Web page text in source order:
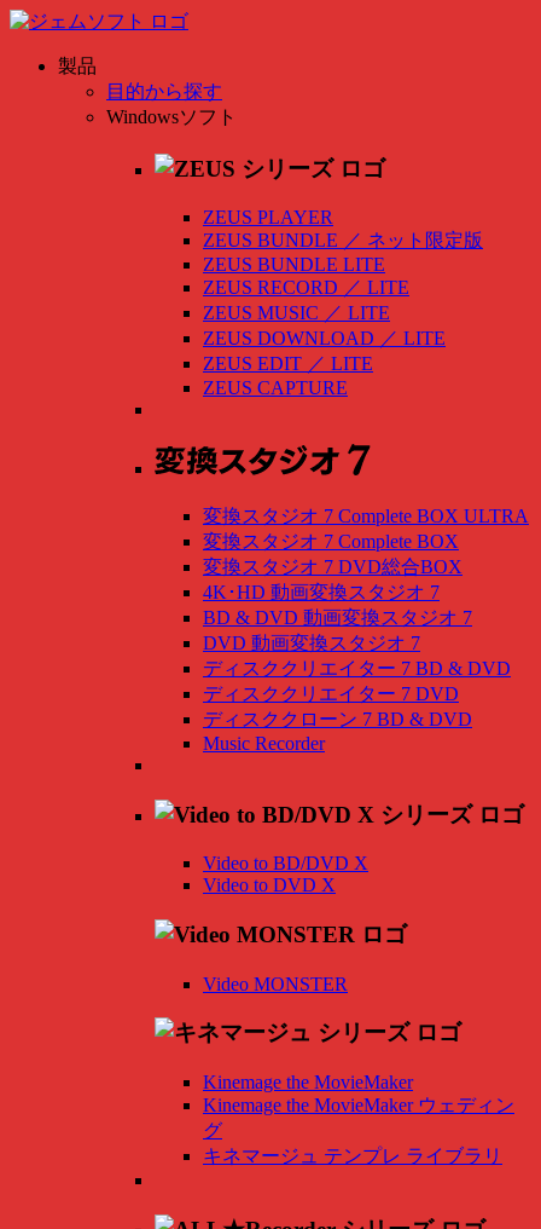
製品
目的から探す
Windowsソフト
ZEUS PLAYER
ZEUS BUNDLE ／ ネット限定版
ZEUS BUNDLE LITE
ZEUS RECORD ／ LITE
ZEUS MUSIC ／ LITE
ZEUS DOWNLOAD ／ LITE
ZEUS EDIT ／ LITE
ZEUS CAPTURE
変換スタジオ 7 Complete BOX ULTRA
変換スタジオ 7 Complete BOX
変換スタジオ 7 DVD総合BOX
4K･HD 動画変換スタジオ 7
BD & DVD 動画変換スタジオ 7
DVD 動画変換スタジオ 7
ディスククリエイター 7 BD & DVD
ディスククリエイター 7 DVD
ディスククローン 7 BD & DVD
Music Recorder
Video to BD/DVD X
Video to DVD X
Video MONSTER
Kinemage the MovieMaker
Kinemage the MovieMaker ウェディン
グ
キネマージュ テンプレ ライブラリ